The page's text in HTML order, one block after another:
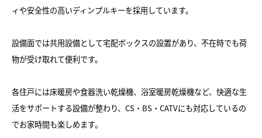
ィや安全性の高いディンプルキーを採用しています。
設備面では共用設備として宅配ボックスの設置があり、不在時でも荷
物が受け取れて便利です。
各住戸には床暖房や食器洗い乾燥機、浴室暖房乾燥機など、快適な生
活をサポートする設備が整わり、CS・BS・CATVにも対応しているの
でお家時間も楽しめます。